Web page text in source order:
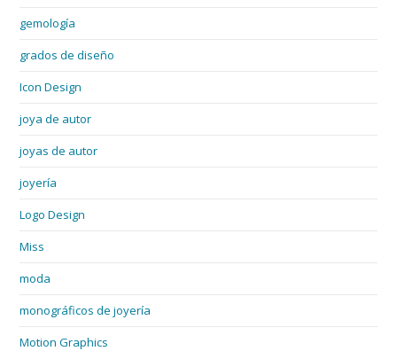
gemología
grados de diseño
Icon Design
joya de autor
joyas de autor
joyería
Logo Design
Miss
moda
monográficos de joyería
Motion Graphics